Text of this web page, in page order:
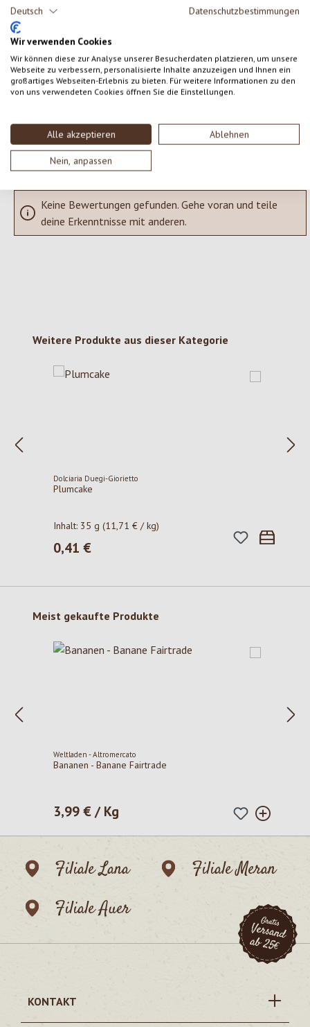
Deutsch Datenschutzbestimmungen
Wir verwenden Cookies
Wir können diese zur Analyse unserer Besucherdaten platzieren, um unsere
Webseite zu verbessern, personalisierte Inhalte anzuzeigen und Ihnen ein
großartiges Webseiten-Erlebnis zu bieten. Für weitere Informationen zu den
von uns verwendeten Cookies öffnen Sie die Einstellungen.
Alle akzeptieren Ablehnen
Nein, anpassen
Durchschnittliche Bewertung von 0 von 5 Sternen
Gib eine Bewertung ab!
Teile deine Erfahrungen mit dem Produkt mit anderen Kunden.
Bewertungen nur in der aktuellen Sprache anzeigen.
Keine Bewertungen gefunden. Gehe voran und teile
deine Erkenntnisse mit anderen.
Produktgalerie überspringen
Weitere Produkte aus dieser Kategorie
Dolciaria Duegi-Giorietto
Plumcake
Inhalt: 35 g(11,71 € / kg)
Regulärer Preis:
0,41 €
Produktgalerie überspringen
Meist gekaufte Produkte
Weltladen - Altromercato
Bananen - Banane Fairtrade
Regulärer Preis:
3,99 € / Kg
Filiale Lana
Filiale Meran
Filiale Auer
KONTAKT